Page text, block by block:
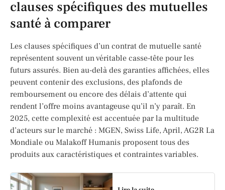
clauses spécifiques des mutuelles
santé à comparer
Les clauses spécifiques d’un contrat de mutuelle santé
représentent souvent un véritable casse-tête pour les
futurs assurés. Bien au-delà des garanties affichées, elles
peuvent contenir des exclusions, des plafonds de
remboursement ou encore des délais d’attente qui
rendent l’offre moins avantageuse qu’il n’y paraît. En
2025, cette complexité est accentuée par la multitude
d’acteurs sur le marché : MGEN, Swiss Life, April, AG2R La
Mondiale ou Malakoff Humanis proposent tous des
produits aux caractéristiques et contraintes variables.